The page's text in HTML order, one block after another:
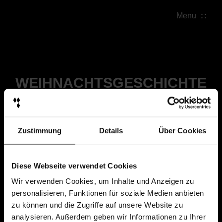
Zustimmung Details Über Cookies
Diese Webseite verwendet Cookies
Wir verwenden Cookies, um Inhalte und Anzeigen zu
personalisieren, Funktionen für soziale Medien anbieten
zu können und die Zugriffe auf unsere Website zu
analysieren. Außerdem geben wir Informationen zu Ihrer
Menu
WEIHNACHTSGESCHICHTE